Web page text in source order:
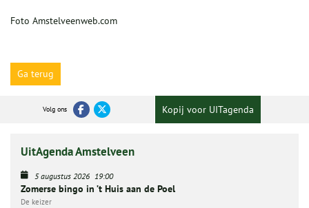
Foto Amstelveenweb.com
Ga terug
Volg ons Kopij voor UITagenda
UitAgenda Amstelveen
5 augustus 2026 19:00
Zomerse bingo in ’t Huis aan de Poel
De keizer